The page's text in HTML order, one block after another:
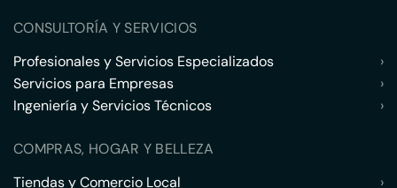
CONSULTORÍA Y SERVICIOS
Profesionales y Servicios Especializados
›
Servicios para Empresas
›
Ingeniería y Servicios Técnicos
›
COMPRAS, HOGAR Y BELLEZA
Tiendas y Comercio Local
›